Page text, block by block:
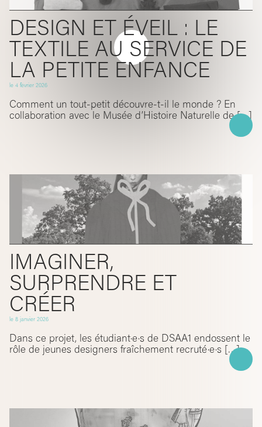
DESIGN ET ÉVEIL : LE
TEXTILE AU SERVICE DE
LA PETITE ENFANCE
le 4 février 2026
Comment un tout-petit découvre-t-il le monde ? En
collaboration avec le Musée d’Histoire Naturelle de […]
IMAGINER,
SURPRENDRE ET
CRÉER
le 8 janvier 2026
Dans ce projet, les étudiant·e·s de DSAA1 endossent le
rôle de jeunes designers fraîchement recruté·e·s […]